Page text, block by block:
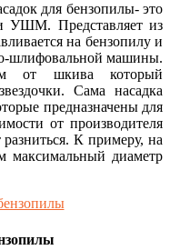
для бензопилы- это
УШМ. Представляет из
на бензопилу и
шлифовальной машины.
от шкива который
Сама насадка
предназначены для
от производителя
К примеру, на
максимальный диаметр